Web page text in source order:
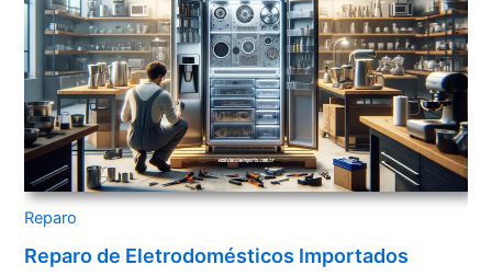
Reparo
Reparo de Eletrodomésticos Importados